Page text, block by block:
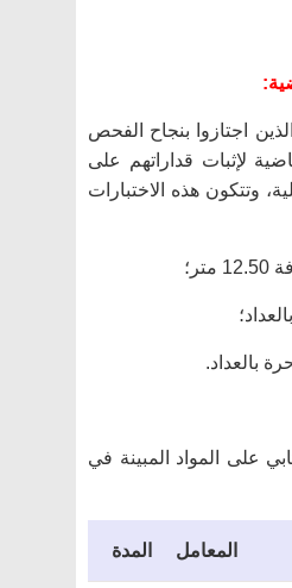
اجتازوا بنجاح الفحص
لإثبات قداراتهم على
وتتكون هذه الاختبارات
على المواد المبينة في
المعامل المدة